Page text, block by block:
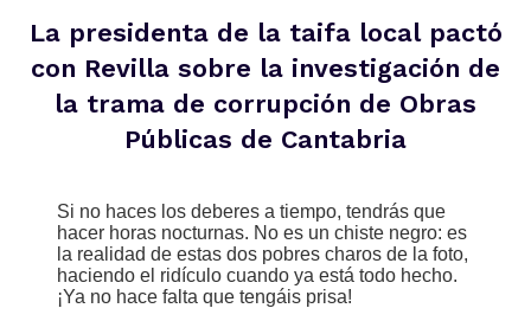
La presidenta de la taifa local pactó
con Revilla sobre la investigación de
la trama de corrupción de Obras
Públicas de Cantabria
Si no haces los deberes a tiempo, tendrás que
hacer horas nocturnas. No es un chiste negro: es
la realidad de estas dos pobres charos de la foto,
haciendo el ridículo cuando ya está todo hecho.
¡Ya no hace falta que tengáis prisa!